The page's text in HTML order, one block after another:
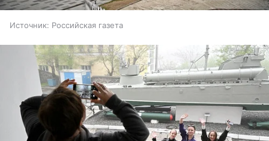
Источник: Российская газета